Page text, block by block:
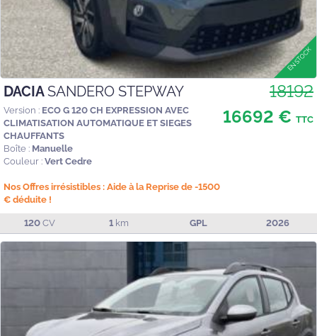
DACIASANDERO STEPWAY
Version : ECO G 120 CH EXPRESSION AVEC
CLIMATISATION AUTOMATIQUE ET SIEGES
CHAUFFANTS
Boîte : Manuelle
Couleur : Vert Cedre
Nos Offres irrésistibles : Aide à la Reprise de -1500
€ déduite !
18192
16692 € TTC
120 CV 1 km GPL 2026